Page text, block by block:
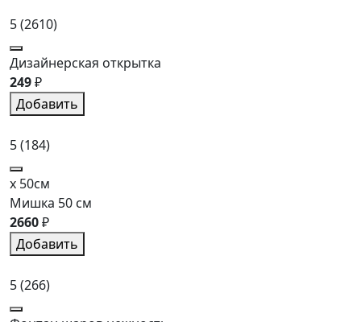
5(2610)
Дизайнерская открытка
249₽
Добавить
5(184)
x 50см
Мишка 50 см
2660₽
Добавить
5(266)